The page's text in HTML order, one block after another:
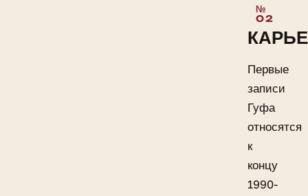
Первые
записи
Гуфа
относятся
к
концу
1990-